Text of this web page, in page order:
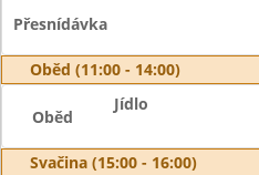
Přesnídávka
Oběd (11:00 - 14:00)
Oběd
Jídlo
Svačina (15:00 - 16:00)